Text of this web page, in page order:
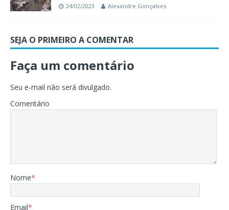
24/02/2023 Alexandre Gonçalves
SEJA O PRIMEIRO A COMENTAR
Faça um comentário
Seu e-mail não será divulgado.
Comentário
Nome*
Email*